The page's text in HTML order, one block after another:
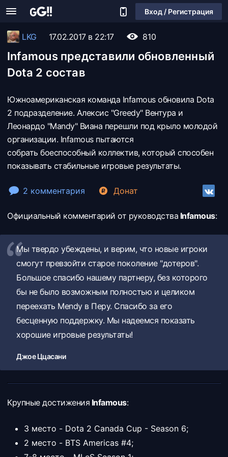
Вход / Регистрация
LKG 17.02.2017 в 22:17 810
Infamous представили обновленный
Dota 2 состав
Южноамериканская команда Infamous обновила Dota
2 подразделение. Алексис "Greedy" Вентура и
Леонардо "Mandy" Виана перешли под крыло молодой
организации. Infamous пытаются
собрать боеспособный коллектив, который способен
показывать стабильные игровые результаты.
2 комментария Донат
Официальный комментарий от руководства Infamous:
Мы твердо убеждены, и верим, что новые игроки
смогут превзойти старое поколение "дотеров".
Большое спасибо нашему партнеру, без которого
бы не было возможным полностью и целиком
переехать Mendy в Перу. Спасибо за его
бесценную поддержку. Мы надеемся показать
хорошие игровые результаты!
Джое Ццасани
Крупные достижения Infamous:
3 место - Dota 2 Canada Cup - Season 6;
2 место - BTS Americas #4;